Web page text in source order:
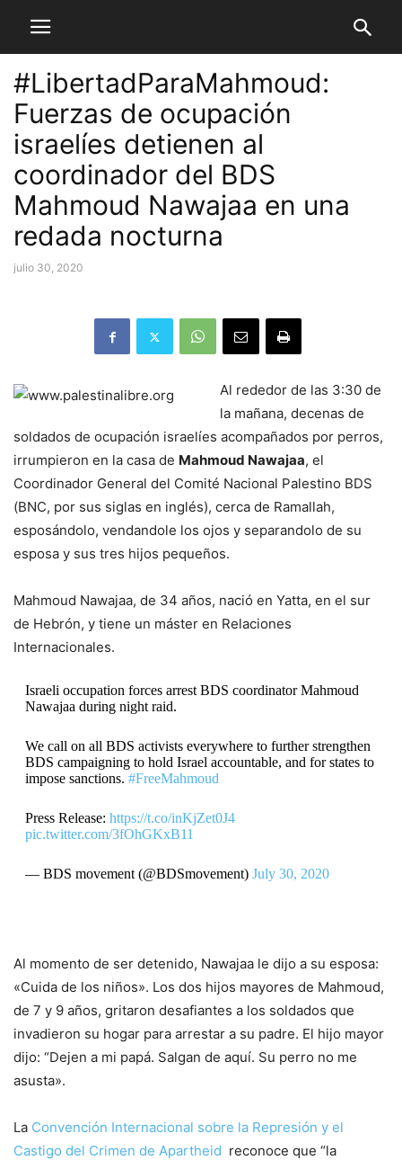
#LibertadParaMahmoud:
Fuerzas de ocupación
israelíes detienen al
coordinador del BDS
Mahmoud Nawajaa en una
redada nocturna
julio 30, 2020
Al rededor de las 3:30 de
la mañana, decenas de
soldados de ocupación israelíes acompañados por perros,
irrumpieron en la casa de Mahmoud Nawajaa, el
Coordinador General del Comité Nacional Palestino BDS
(BNC, por sus siglas en inglés), cerca de Ramallah,
esposándolo, vendandole los ojos y separandolo de su
esposa y sus tres hijos pequeños.
Mahmoud Nawajaa, de 34 años, nació en Yatta, en el sur
de Hebrón, y tiene un máster en Relaciones
Internacionales.
Israeli occupation forces arrest BDS coordinator Mahmoud
Nawajaa during night raid.
We call on all BDS activists everywhere to further strengthen
BDS campaigning to hold Israel accountable, and for states to
impose sanctions. #FreeMahmoud
Press Release: https://t.co/inKjZet0J4
pic.twitter.com/3fOhGKxB11
— BDS movement (@BDSmovement) July 30, 2020
Al momento de ser detenido, Nawajaa le dijo a su esposa:
«Cuida de los niños». Los dos hijos mayores de Mahmoud,
de 7 y 9 años, gritaron desafiantes a los soldados que
invadieron su hogar para arrestar a su padre. El hijo mayor
dijo: “Dejen a mi papá. Salgan de aquí. Su perro no me
asusta».
La Convención Internacional sobre la Represión y el
Castigo del Crimen de Apartheid reconoce que “la